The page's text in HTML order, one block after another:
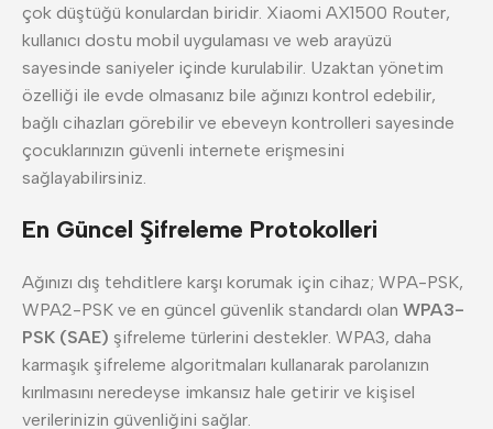
çok düştüğü konulardan biridir. Xiaomi AX1500 Router,
kullanıcı dostu mobil uygulaması ve web arayüzü
sayesinde saniyeler içinde kurulabilir. Uzaktan yönetim
özelliği ile evde olmasanız bile ağınızı kontrol edebilir,
bağlı cihazları görebilir ve ebeveyn kontrolleri sayesinde
çocuklarınızın güvenli internete erişmesini
sağlayabilirsiniz.
En Güncel Şifreleme Protokolleri
Ağınızı dış tehditlere karşı korumak için cihaz; WPA-PSK,
WPA2-PSK ve en güncel güvenlik standardı olan WPA3-
PSK (SAE) şifreleme türlerini destekler. WPA3, daha
karmaşık şifreleme algoritmaları kullanarak parolanızın
kırılmasını neredeyse imkansız hale getirir ve kişisel
verilerinizin güvenliğini sağlar.